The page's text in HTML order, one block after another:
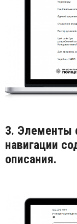
3. Элементы
навигации
описания.